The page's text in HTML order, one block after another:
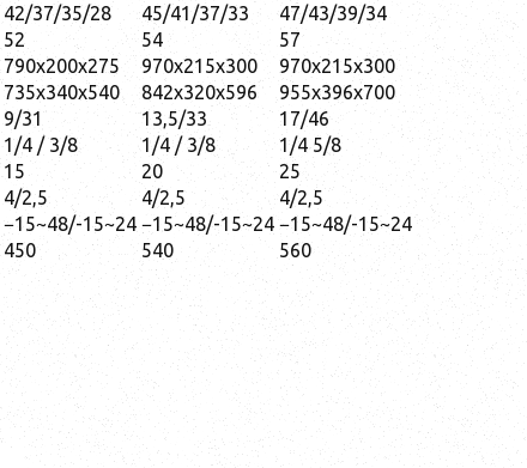
42/37/35/28 45/41/37/33
47/43/39/34
52 54
57
790х200х275 970х215х300
970х215х300
735х340х540 842х320х596
955х396х700
9/31 13,5/33
17/46
1/4 / 3/8 1/4 / 3/8
1/4 5/8
15 20
25
4/2,5 4/2,5
4/2,5
−15~48/-15~24 −15~48/-15~24 −15~48/-15~24
450 540 560